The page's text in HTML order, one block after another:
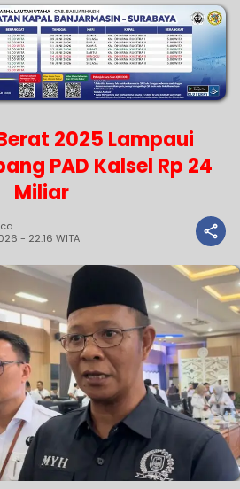
2025 Lampaui
PAD Kalsel Rp 24
Miliar
- 22:16 WITA